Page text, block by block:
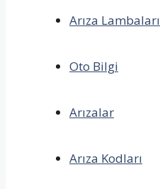
Arıza Lambaları
Oto Bilgi
Arızalar
Arıza Kodları